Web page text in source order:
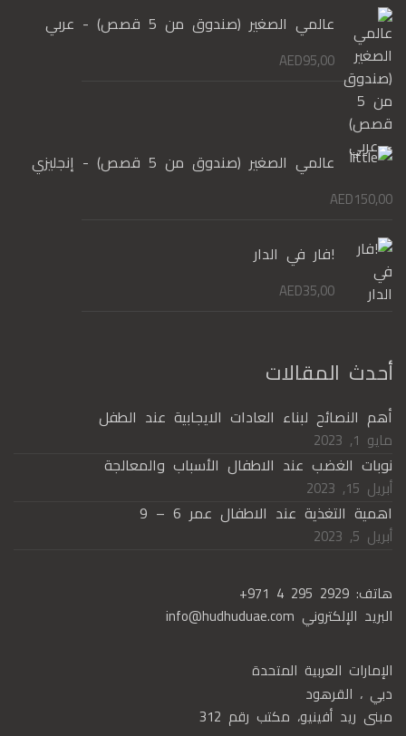
عالمي الصغير (صندوق من 5 قصص) - عربي
AED95,00
عالمي الصغير (صندوق من 5 قصص) - إنجليزي
AED150,00
!فار في الدار
AED35,00
أحدث المقالات
أهم النصائح لبناء العادات الايجابية عند الطفل
مايو 1, 2023
نوبات الغضب عند الاطفال الأسباب والمعالجة
أبريل 15, 2023
اهمية التغذية عند الاطفال عمر 6 – 9
أبريل 5, 2023
هاتف: +971 4 295 2929
البريد الإلكتروني info@hudhuduae.com
الإمارات العربية المتحدة
دبي ، القرهود
مبنى ريد أفينيو، مكتب رقم 312